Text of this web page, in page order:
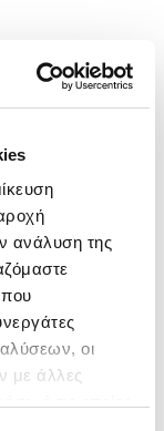
ανάλυση της
οι
με άλλες